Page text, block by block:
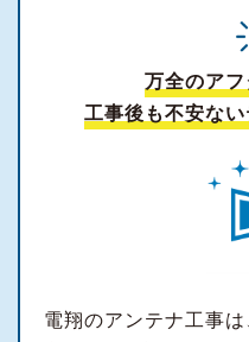
万全のア
工事後も不安ない
電翔のアンテナ工事